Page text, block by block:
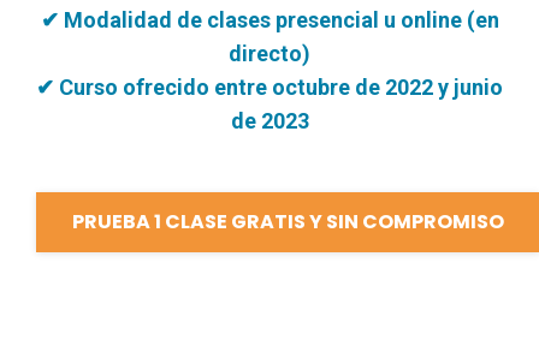
✔ Modalidad de clases presencial u online (en
directo)
✔ Curso ofrecido entre octubre de 2022 y junio
de 2023
PRUEBA 1 CLASE GRATIS Y SIN COMPROMISO